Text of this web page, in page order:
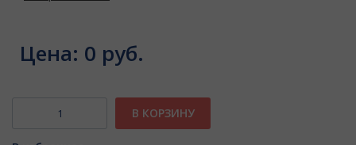
Цена: 0 руб.
В КОРЗИНУ